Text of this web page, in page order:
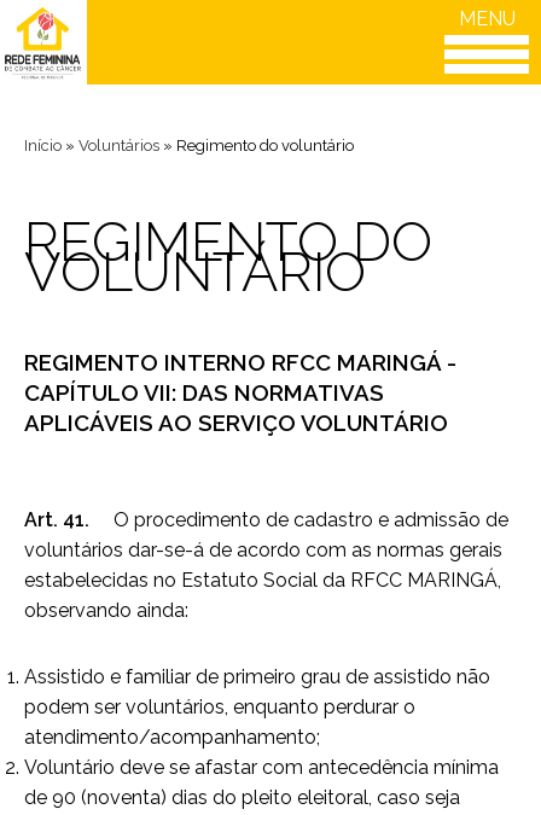
MENU
Início » Voluntários » Regimento do voluntário
REGIMENTO DO
VOLUNTÁRIO
REGIMENTO INTERNO RFCC MARINGÁ -
CAPÍTULO VII: DAS NORMATIVAS
APLICÁVEIS AO SERVIÇO VOLUNTÁRIO
Art. 41. O procedimento de cadastro e admissão de
voluntários dar-se-á de acordo com as normas gerais
estabelecidas no Estatuto Social da RFCC MARINGÁ,
observando ainda:
Assistido e familiar de primeiro grau de assistido não
podem ser voluntários, enquanto perdurar o
atendimento/acompanhamento;
Voluntário deve se afastar com antecedência mínima
de 90 (noventa) dias do pleito eleitoral, caso seja